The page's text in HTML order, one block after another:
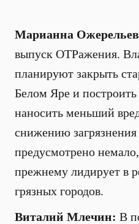
Марианна
выпуск ОТРажения.
планируют закрыть
Белом Яре и
наносить меньший
снижению загрязнения
предусмотрено
прежнему лидирует в
грязных городов.
Виталий Млечин: В